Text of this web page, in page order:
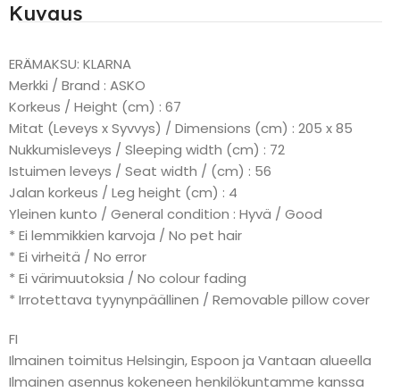
Kuvaus
ERÄMAKSU: KLARNA
Merkki / Brand : ASKO
Korkeus / Height (cm) : 67
Mitat (Leveys x Syvvys) / Dimensions (cm) : 205 x 85
Nukkumisleveys / Sleeping width (cm) : 72
Istuimen leveys / Seat width / (cm) : 56
Jalan korkeus / Leg height (cm) : 4
Yleinen kunto / General condition : Hyvä / Good
* Ei lemmikkien karvoja / No pet hair
* Ei virheitä / No error
* Ei värimuutoksia / No colour fading
* Irrotettava tyynynpäällinen / Removable pillow cover
FI
Ilmainen toimitus Helsingin, Espoon ja Vantaan alueella
Ilmainen asennus kokeneen henkilökuntamme kanssa